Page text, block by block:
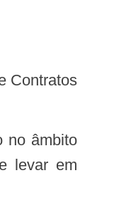
levar em